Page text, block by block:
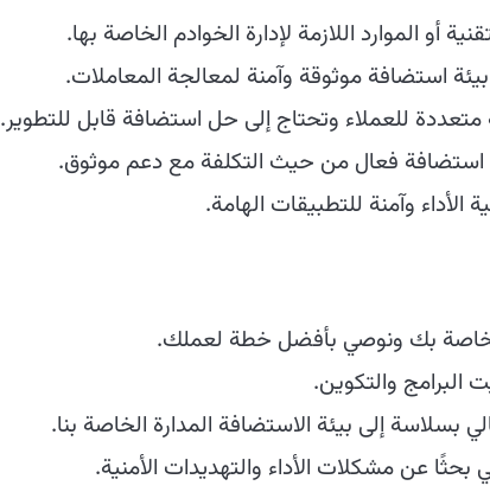
أو الموارد اللازمة لإدارة الخوادم الخاصة بها.
استضافة موثوقة وآمنة لمعالجة المعاملات.
متعددة للعملاء وتحتاج إلى حل استضافة قابل للتطوير.
استضافة فعال من حيث التكلفة مع دعم موثوق.
وآمنة للتطبيقات الهامة.
بك ونوصي بأفضل خطة لعملك.
البرامج والتكوين.
بسلاسة إلى بيئة الاستضافة المدارة الخاصة بنا.
عن مشكلات الأداء والتهديدات الأمنية.